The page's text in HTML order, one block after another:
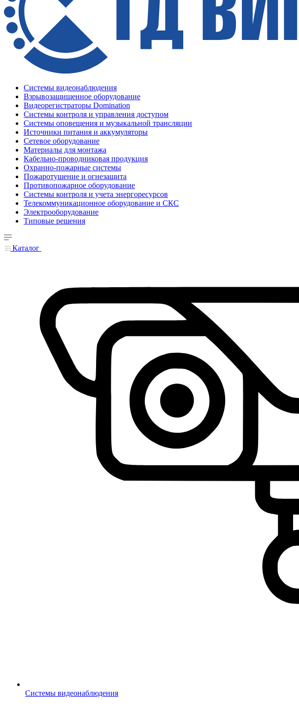
Системы видеонаблюдения
Взрывозащищенное оборудование
Видеорегистраторы Domination
Системы контроля и управления доступом
Системы оповещения и музыкальной трансляции
Источники питания и аккумуляторы
Сетевое оборудование
Материалы для монтажа
Кабельно-проводниковая продукция
Охранно-пожарные системы
Пожаротушение и огнезащита
Противопожарное оборудование
Системы контроля и учета энергоресурсов
Телекоммуникационное оборудование и СКС
Электрооборудование
Типовые решения
Каталог
Системы видеонаблюдения